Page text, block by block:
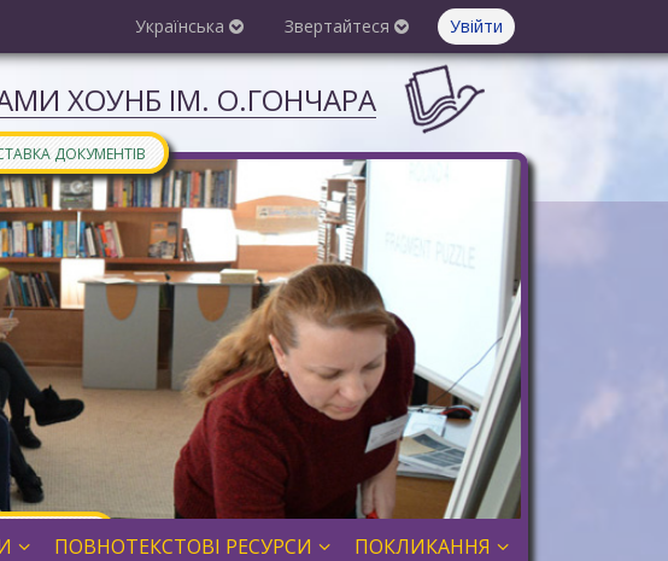
Українська Звертайтеся Увійти
ХОУНБ ІМ. О.ГОНЧАРА
ДОКУМЕНТІВ
порталуПОВНОТЕКСТОВІ РЕСУРСИ ПОКЛИКАННЯ